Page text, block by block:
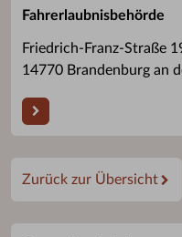
Fahrerlaubnisbehörde
Friedrich-Franz-Straße
14770 Brandenburg an
Zurück zur Übersicht